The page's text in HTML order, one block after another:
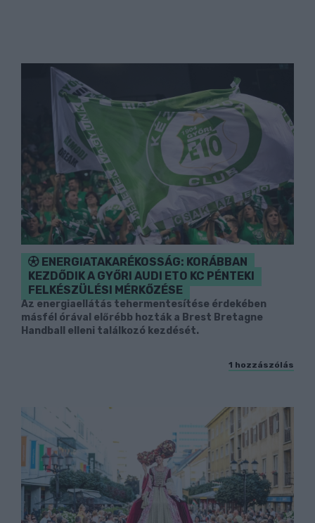
ENERGIATAKARÉKOSSÁG: KORÁBBAN
KEZDŐDIK A GYŐRI AUDI ETO KC PÉNTEKI
FELKÉSZÜLÉSI MÉRKŐZÉSE
Az energiaellátás tehermentesítése érdekében
másfél órával előrébb hozták a Brest Bretagne
Handball elleni találkozó kezdését.
1 hozzászólás